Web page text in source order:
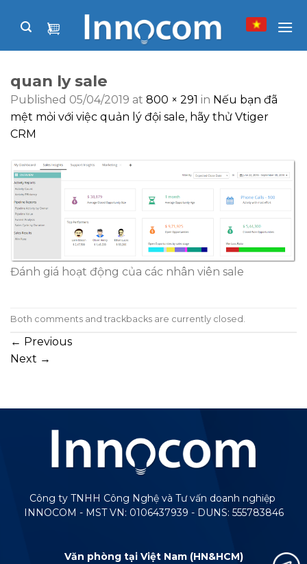
quan ly sale
Published 05/04/2019 at 800 × 291 in Nếu bạn đã
mệt mỏi với việc quản lý đội sale, hãy thử Vtiger
CRM
Đánh giá hoạt động của các nhân viên sale
Both comments and trackbacks are currently closed.
← Previous
Next →
Công ty TNHH Công Nghệ và Tư vấn doanh nghiệp
INNOCOM - MST VN: 0106437939 - DUNS: 555783846
Văn phòng tại Việt Nam (HN&HCM)